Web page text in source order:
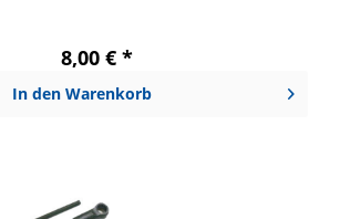
8,00 € *
In den Warenkorb